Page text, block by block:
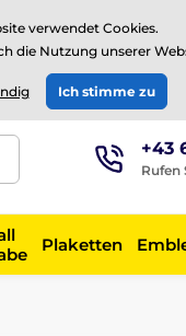
Bewertungen auf
EUR
+43
Rufen
Plaketten
verwendet Cookies.
die Nutzung unserer
Ich stimme zu